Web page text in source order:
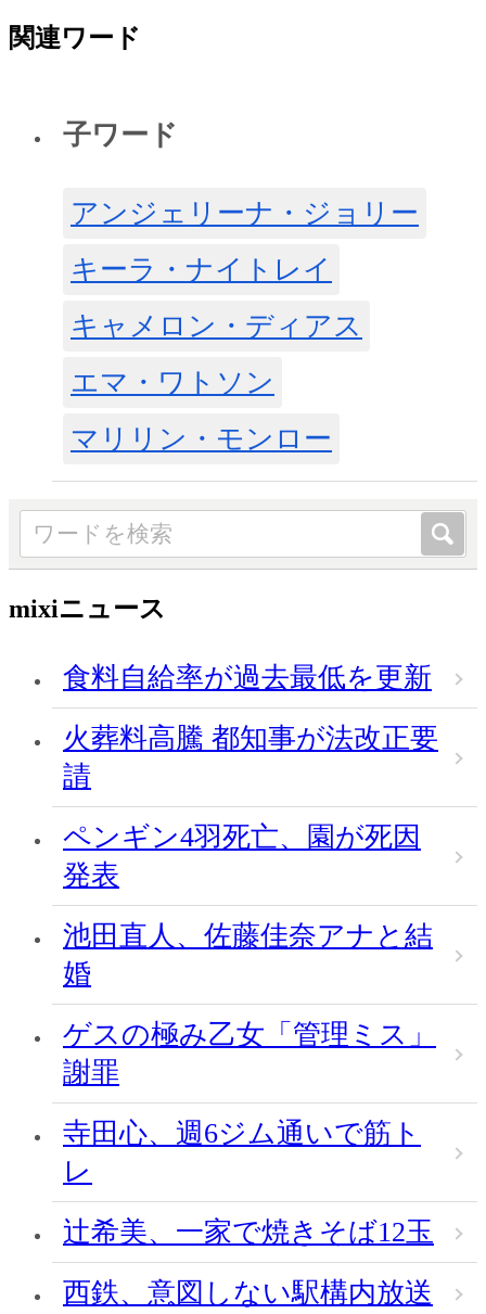
関連ワード
子ワード
アンジェリーナ・ジョリー
キーラ・ナイトレイ
キャメロン・ディアス
エマ・ワトソン
マリリン・モンロー
mixiニュース
食料自給率が過去最低を更新
火葬料高騰 都知事が法改正要
請
ペンギン4羽死亡、園が死因
発表
池田直人、佐藤佳奈アナと結
婚
ゲスの極み乙女「管理ミス」
謝罪
寺田心、週6ジム通いで筋ト
レ
辻希美、一家で焼きそば12玉
西鉄、意図しない駅構内放送